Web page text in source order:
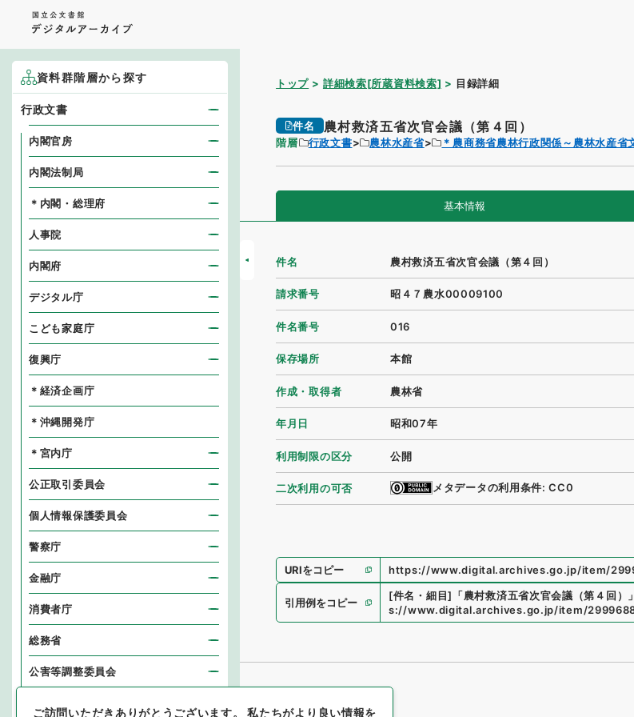
トップ 詳細検索[所蔵資料検索] 目録詳細
件名 農村救済五省次官会議（第４回）
階層 行政文書 農林水産省 ＊農商務省農林行政関係～農林水産省
基本情報
件名 農村救済五省次官会議（第４回）
請求番号 昭４７農水00009100
件名番号 016
保存場所 本館
作成・取得者 農林省
年月日 昭和07年
利用制限の区分 公開
二次利用の可否 メタデータの利用条件: CC0
URIをコピー https://www.digital.archives.go.jp/item/
引用例をコピー
[件名・細目] 「農村救済五省次官会議（第４回） 」
s://www.digital.archives.go.jp/item/
資料群階層から探す
行政文書
内閣官房
内閣法制局
＊内閣・総理府
人事院
内閣府
デジタル庁
こども家庭庁
復興庁
＊経済企画庁
＊沖縄開発庁
＊宮内庁
公正取引委員会
個人情報保護委員会
警察庁
金融庁
消費者庁
総務省
公害等調整委員会
ご訪問いただきありがとうございます。私たちがより良い情報を